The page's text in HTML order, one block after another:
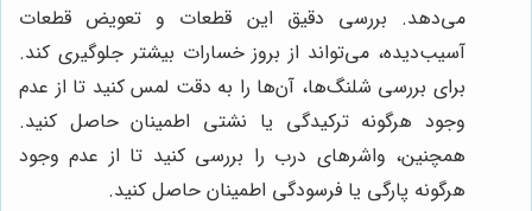
می‌دهد. بررسی دقیق این قطعات و تعویض قطعات
آسیب‌دیده، می‌تواند از بروز خسارات بیشتر جلوگیری کند.
برای بررسی شلنگ‌ها، آن‌ها را به دقت لمس کنید تا از عدم
وجود هرگونه ترکیدگی یا نشتی اطمینان حاصل کنید.
همچنین، واشرهای درب را بررسی کنید تا از عدم وجود
هرگونه پارگی یا فرسودگی اطمینان حاصل کنید.